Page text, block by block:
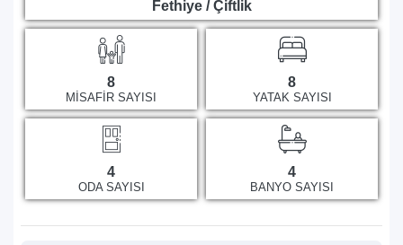
Fethiye / Çiftlik
8
MISAFIR SAYISI
8
YATAK SAYISI
4
ODA SAYISI
4
BANYO SAYISI